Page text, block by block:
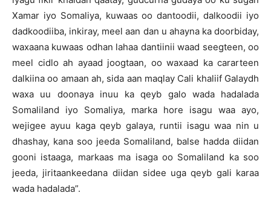
Xamar iyo Somaliya, kuwaas oo dantoodii, dalkoodii iyo
dadkoodiiba, inkiray, meel aan dan u ahayna ka doorbiday,
waxaana kuwaas odhan lahaa dantiinii waad seegteen, oo
meel cidlo ah ayaad joogtaan, oo waxaad ka cararteen
dalkiina oo amaan ah, sida aan maqlay Cali khaliif Galaydh
waxa uu doonaya inuu ka qeyb galo wada hadalada
Somaliland iyo Somaliya, marka hore isagu waa ayo,
wejigee ayuu kaga qeyb galaya, runtii isagu waa nin u
dhashay, kana soo jeeda Somaliland, balse hadda diidan
gooni istaaga, markaas ma isaga oo Somaliland ka soo
jeeda, jiritaankeedana diidan sidee uga qeyb gali karaa
wada hadalada”.